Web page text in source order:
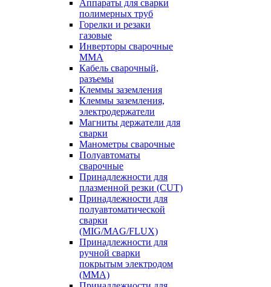
Аппараты для сварки
полимерных труб
Горелки и резаки
газовые
Инверторы сварочные
ММА
Кабель сварочный,
разъемы
Клеммы заземления
Клеммы заземления,
электродержатели
Магниты держатели для
сварки
Манометры сварочные
Полуавтоматы
сварочные
Принадлежности для
плазменной резки (CUT)
Принадлежности для
полуавтоматической
сварки
(MIG/MAG/FLUX)
Принадлежности для
ручной сварки
покрытым электродом
(MMA)